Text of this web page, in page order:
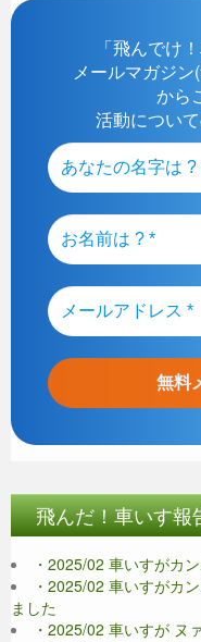
「飛んでけ
メールマガジ
から
活動につい
飛んだ！車いす報
・2025/02 車いすがカ
・2025/02 車いすがカ
ました
・2025/02 車いすが ヌ